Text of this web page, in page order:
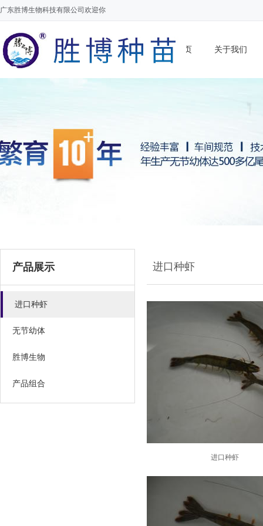
广东胜博生物科技有限公司欢迎你
网站首页 关于我们
产品展示
进口种虾
无节幼体
胜博生物
产品组合
进口种虾
进口种虾